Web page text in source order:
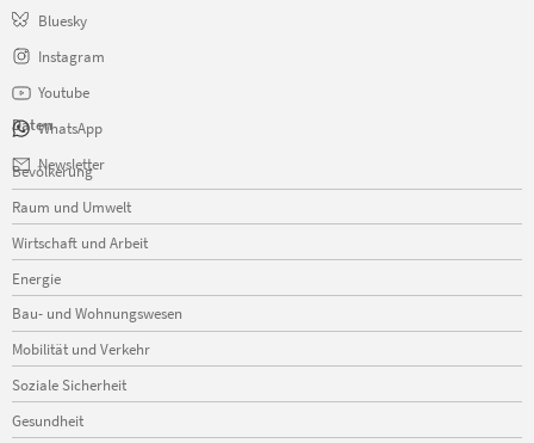
Bluesky
Instagram
Youtube
WhatsApp
Newsletter
Daten
Navigation
überspringen
Bevölkerung
Raum und Umwelt
Wirtschaft und Arbeit
Energie
Bau- und Wohnungswesen
Mobilität und Verkehr
Soziale Sicherheit
Gesundheit